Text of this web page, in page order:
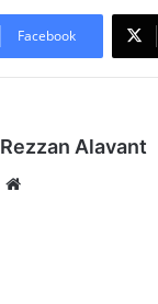
Facebook
Rezzan Alavant
Chery’den
Alüminyum’a